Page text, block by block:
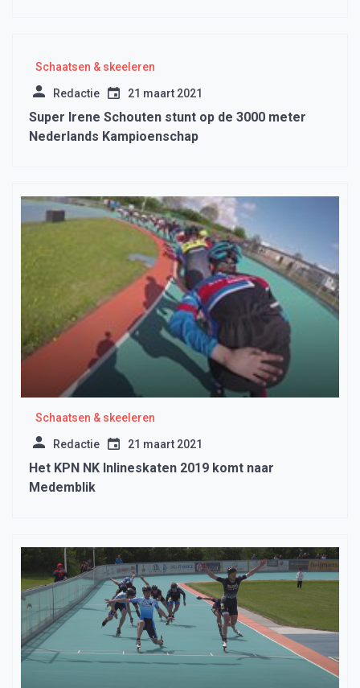
Schaatsen & skeeleren
Redactie 21 maart 2021
Super Irene Schouten stunt op de 3000 meter
Nederlands Kampioenschap
Schaatsen & skeeleren
Redactie 21 maart 2021
Het KPN NK Inlineskaten 2019 komt naar
Medemblik